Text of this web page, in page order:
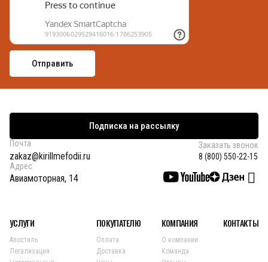
Подписка на рассылку
Почта
zakaz@kirillmefodii.ru
Заказать звонок
8 (800) 550-22-15
Адрес
Авиамоторная, 14
УСЛУГИ
Апостиль
Легализация
ПОКУПАТЕЛЮ
Оплата
Доставка
КОМПАНИЯ
О компании
Команда
КОНТАКТЫ